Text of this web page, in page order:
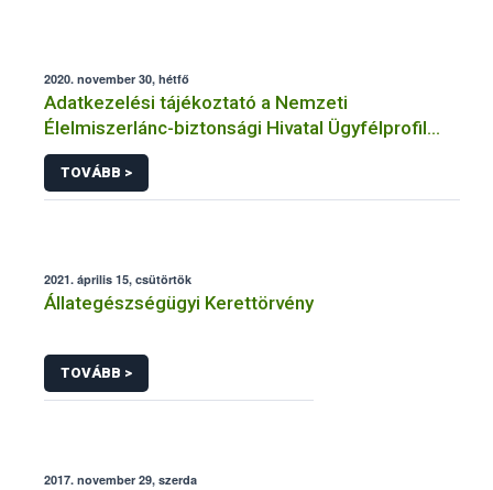
2020. november 30, hétfő
Adatkezelési tájékoztató a Nemzeti
Élelmiszerlánc-biztonsági Hivatal Ügyfélprofil
Rendszerben állatgyógyászati termékek
témakörben közhatalmi eljárásaihoz kapcsolódó
adatkezeléséhez
TOVÁBB >
2021. április 15, csütörtök
Állategészségügyi Kerettörvény
TOVÁBB >
2017. november 29, szerda